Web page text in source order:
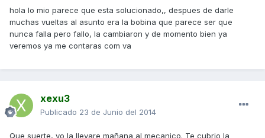
hola lo mio parece que esta solucionado,, despues de darle
muchas vueltas al asunto era la bobina que parece ser que
nunca falla pero fallo, la cambiaron y de momento bien ya
veremos ya me contaras com va
xexu3
Publicado 23 de Junio del 2014
Que suerte, yo la llevare mañana al mecanico. Te cubrio la